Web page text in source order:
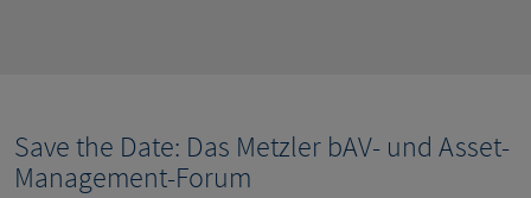
Save the Date: Das Metzler bAV- und Asset-
Management-Forum